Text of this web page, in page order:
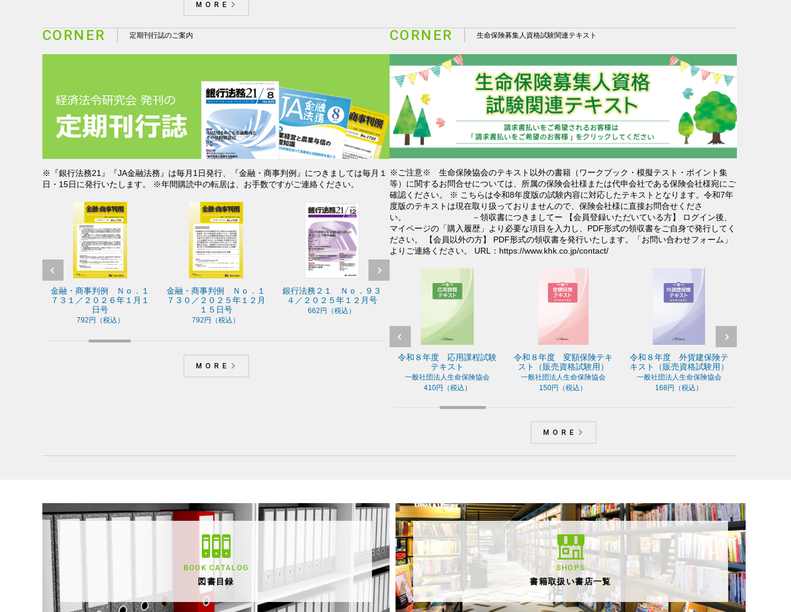
MORE
CORNER 定期刊行誌のご案内
※『銀行法務21』『JA金融法務』は毎月1日発行、『金融・商事判例』につきましては毎月１
日・15日に発行いたします。 ※年間購読中の転居は、お手数ですがご連絡ください。
金融・商事判例 Ｎｏ．１
７３１／２０２６年１月１
792円（税込）
金融・商事判例 Ｎｏ．１
７３０／２０２５年１２月
792円（税込）
銀行法務２１ Ｎｏ．９３
４／２０２５年１２月号
662円（税込）
ＪＡ金融法務 Ｎｏ．６７
０／２０２５年１２月号
金融・商事判例 Ｎｏ．１
７２９／２０２５年１２月
ＪＡ金融法務 ２０２５年
１１月増刊号 ６６９号
す 金融犯罪の手口と対策
1,210円（税込）
MORE
CORNER 生命保険募集人資格試験関連テキスト
※ご注意※ 生命保険協会のテキスト以外の書籍（ワークブック・模擬テスト・ポイント集
等）に関するお問合せについては、所属の保険会社様または代申会社である保険会社様宛にご
確認ください。 ※ こちらは令和8年度版の試験内容に対応したテキストとなります。令和7年
度版のテキストは現在取り扱っておりませんので、保険会社様に直接お問合せくださ
い。 －領収書につきましてー 【会員登録いただいている方】 ログイン後、
マイページの「購入履歴」より必要な項目を入力し、PDF形式の領収書をご自身で発行してく
ださい。 【会員以外の方】 PDF形式の領収書を発行いたします。「お問い合わせフォーム」
よりご連絡ください。 URL：https://www.khk.co.jp/contact/
令和８年度 一般課程試験
一般社団法人生命保険協会
令和８年度 専門課程試験
一般社団法人生命保険協会
令和８年度 応用課程試験
一般社団法人生命保険協会
410円（税込）
令和８年度 変額保険テキ
スト（販売資格試験用）
一般社団法人生命保険協会
150円（税込）
令和８年度 外貨建保険テ
キスト（販売資格試験用）
一般社団法人生命保険協会
168円（税込）
令和８年度【大学課程
命保険のしくみと個人
一般社団法人生命保険協
MORE
BOOK CATALOG
図書目録
SHOPS
書籍取扱い書店一覧